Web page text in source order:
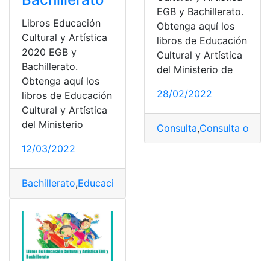
Libros Educación
Cultural y Artística
2020 EGB y
Bachillerato.
Obtenga aquí los
libros de Educación
Cultural y Artística
del Ministerio
12/03/2022
Bachillerato,Educación Cultural y Artística
EGB y Bachillerato.
Obtenga aquí los
libros de Educación
Cultural y Artística
del Ministerio de
28/02/2022
Consulta,Consulta online